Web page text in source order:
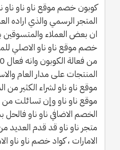
كوبون خصم موقع ناو ناو
المتجر الرسمي والذي اراده
ان بعض العملاء والمتسوقين
خصم موقع ناو ناو الاصلي
المنتجات على مدار العام
موقع ناو ناو لشراء الكثير من
موقع ناو ناو وإن تسائلت
الخصم الاضافي ناو ناو
متجر ناو ناو قد قدم العديد
الامارات ، كواد خصم ناو ناو